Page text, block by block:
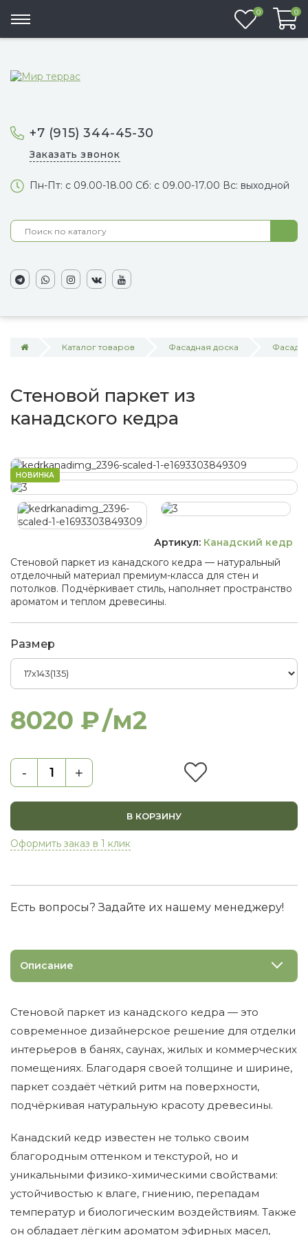
+7 (915) 344-45-30
Заказать звонок
Пн-Пт: с 09.00-18.00 Сб: с 09.00-17.00 Вс: выходной
0 0
Каталог товаров Фасадная доска
Стеновой паркет из
канадского кедра
НОВИНКА
Артикул: Канадский кедр
Стеновой паркет из канадского кедра — натуральный
отделочный материал премиум-класса для стен и
потолков. Подчёркивает стиль, наполняет пространство
ароматом и теплом древесины.
Размер
8020 ₽/м2
- +
В КОРЗИНУ
Оформить заказ в 1 клик
Есть вопросы? Задайте их нашему менеджеру!
Описание
Стеновой паркет из канадского кедра — это
современное дизайнерское решение для отделки
интерьеров в банях, саунах, жилых и коммерческих
помещениях. Благодаря своей толщине и ширине,
паркет создаёт чёткий ритм на поверхности,
подчёркивая натуральную красоту древесины.
Канадский кедр известен не только своим
благородным оттенком и текстурой, но и
уникальными физико-химическими свойствами:
устойчивостью к влаге, гниению, перепадам
температур и биологическим воздействиям. Также
он обладает лёгким ароматом эфирных масел,